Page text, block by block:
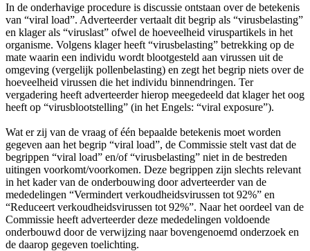
In de onderhavige procedure is discussie ontstaan over de betekenis
van “viral load”. Adverteerder vertaalt dit begrip als “virusbelasting”
en klager als “viruslast” ofwel de hoeveelheid viruspartikels in het
organisme. Volgens klager heeft “virusbelasting” betrekking op de
mate waarin een individu wordt blootgesteld aan virussen uit de
omgeving (vergelijk pollenbelasting) en zegt het begrip niets over de
hoeveelheid virussen die het individu binnendringen. Ter
vergadering heeft adverteerder hierop meegedeeld dat klager het oog
heeft op “virusblootstelling” (in het Engels: “viral exposure”).
Wat er zij van de vraag of één bepaalde betekenis moet worden
gegeven aan het begrip “viral load”, de Commissie stelt vast dat de
begrippen “viral load” en/of “virusbelasting” niet in de bestreden
uitingen voorkomt/voorkomen. Deze begrippen zijn slechts relevant
in het kader van de onderbouwing door adverteerder van de
mededelingen “Vermindert verkoudheidsvirussen tot 92%” en
“Reduceert verkoudheidsvirussen tot 92%”. Naar het oordeel van de
Commissie heeft adverteerder deze mededelingen voldoende
onderbouwd door de verwijzing naar bovengenoemd onderzoek en
de daarop gegeven toelichting.